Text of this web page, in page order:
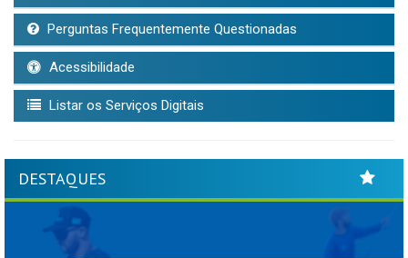
Perguntas Frequentemente Questionadas
Acessibilidade
Listar os Serviços Digitais
DESTAQUES